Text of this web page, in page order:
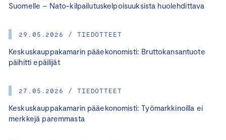
Suomelle – Nato-kilpailutuskelpoisuuksista huolehdittava
29.05.2026 / TIEDOTTEET
Keskuskauppakamarin pääekonomisti: Bruttokansantuote
päihitti epäilijät
27.05.2026 / TIEDOTTEET
Keskuskauppakamarin pääekonomisti: Työmarkkinoilla ei
merkkejä paremmasta